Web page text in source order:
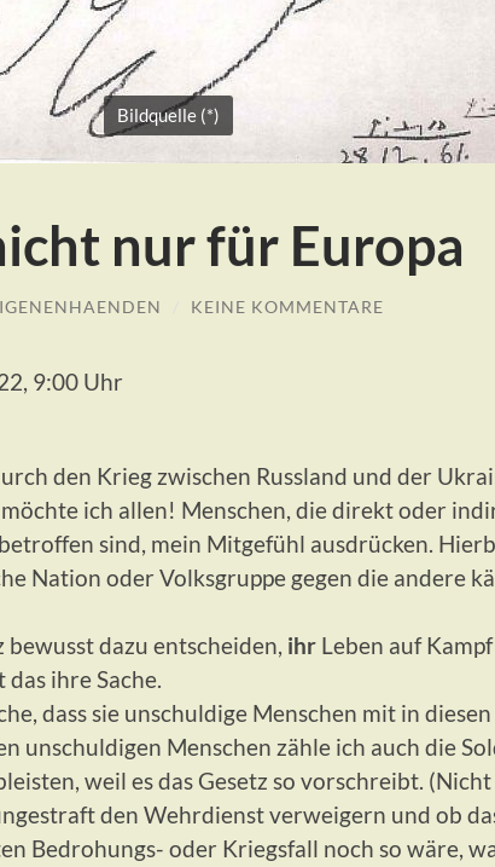
Bildquelle (*)
nur für Europa
KEINE KOMMENTARE
9:00 Uhr
den Krieg zwischen Russland und der
ich allen! Menschen, die direkt oder
sind, mein Mitgefühl ausdrücken.
Nation oder Volksgruppe gegen die andere
dazu entscheiden, ihr Leben auf
ihre Sache.
dass sie unschuldige Menschen mit in diesen
unschuldigen Menschen zähle ich auch die
weil es das Gesetz so vorschreibt.
den Wehrdienst verweigern und ob
Bedrohungs- oder Kriegsfall noch so wäre,